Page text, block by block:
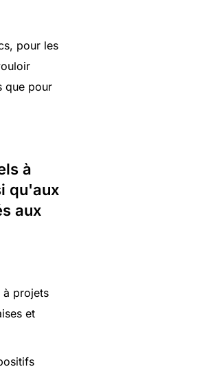
pour les
que pour
à
qu'aux
aux
à projets
et